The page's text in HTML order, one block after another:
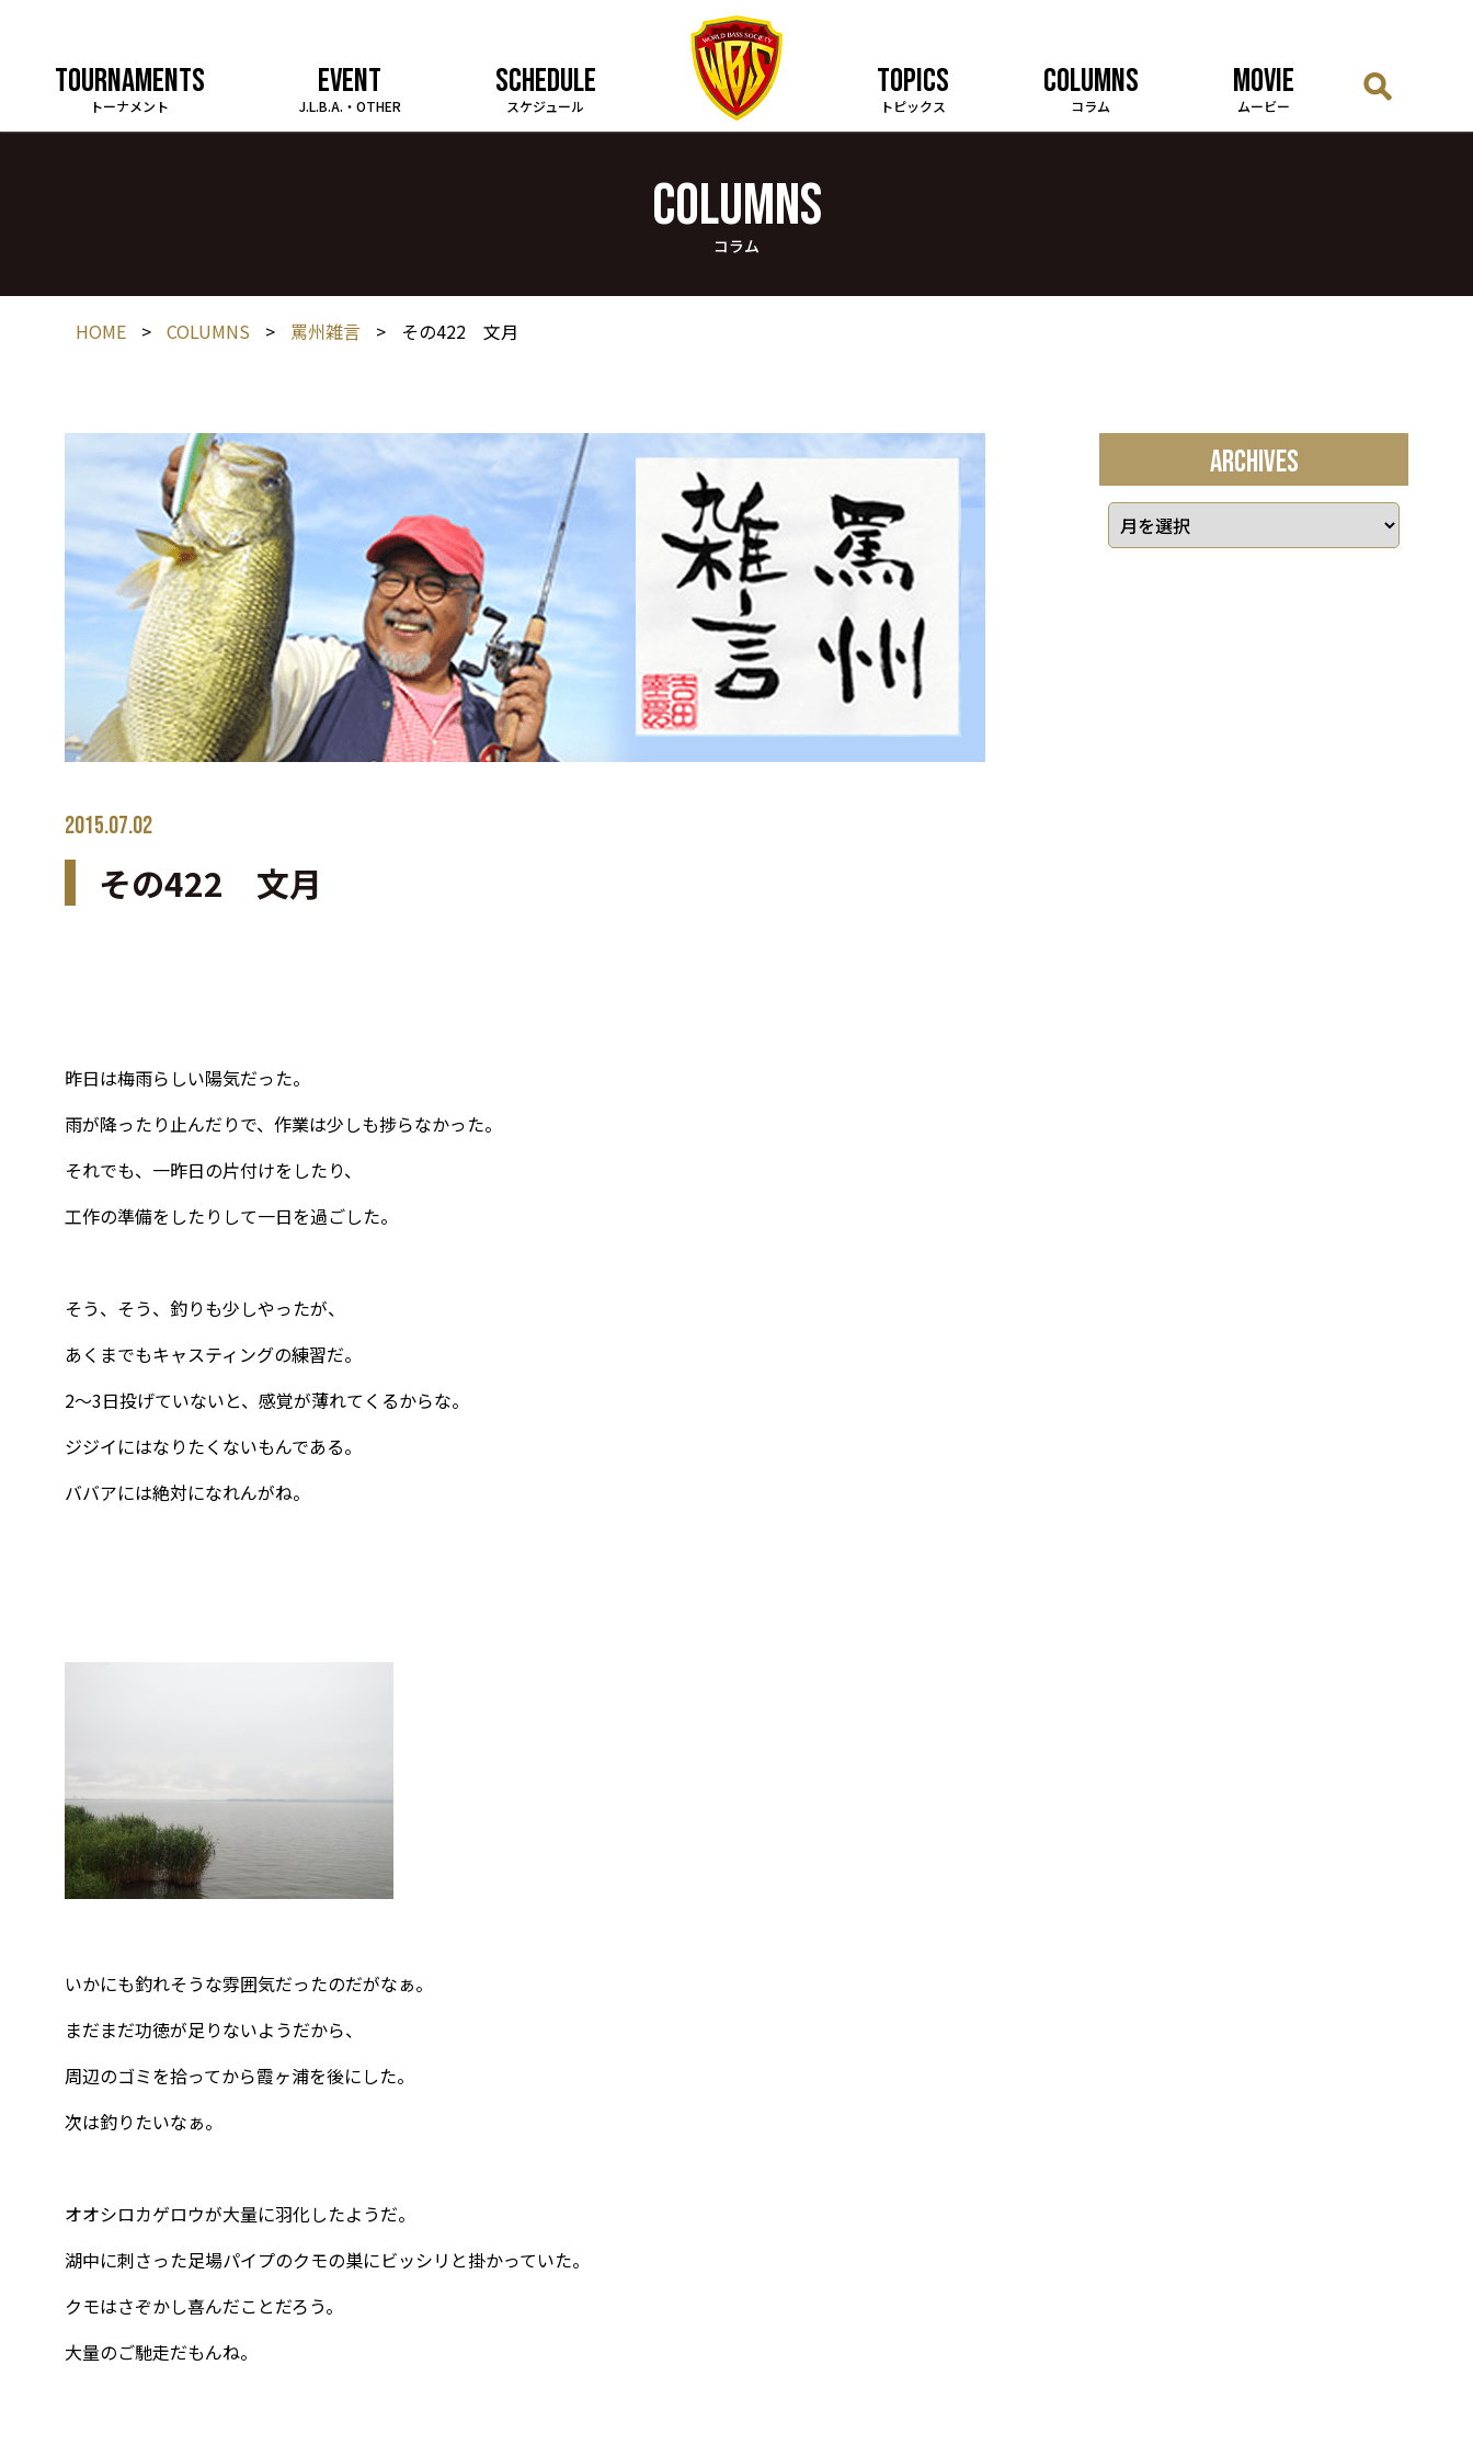
TOURNAMENTS
トーナメント
EVENT
J.L.B.A.・OTHER
SCHEDULE
スケジュール
TOPICS
トピックス
COLUMNS
コラム
MOVIE
ムービー
COLUMNS
コラム
HOME > COLUMNS > 罵州雑言 > その422 文月
2015.07.02
その422 文月
昨日は梅雨らしい陽気だった。
雨が降ったり止んだりで、作業は少しも捗らなかった。
それでも、一昨日の片付けをしたり、
工作の準備をしたりして一日を過ごした。
そう、そう、釣りも少しやったが、
あくまでもキャスティングの練習だ。
2～3日投げていないと、感覚が薄れてくるからな。
ジジイにはなりたくないもんである。
ババアには絶対になれんがね。
いかにも釣れそうな雰囲気だったのだがなぁ。
まだまだ功徳が足りないようだから、
周辺のゴミを拾ってから霞ヶ浦を後にした。
次は釣りたいなぁ。
オオシロカゲロウが大量に羽化したようだ。
湖中に刺さった足場パイプのクモの巣にビッシリと掛かっていた。
クモはさぞかし喜んだことだろう。
大量のご馳走だもんね。
ARCHIVES